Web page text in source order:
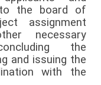
the board of
assignment
necessary
the
and issuing the
with the